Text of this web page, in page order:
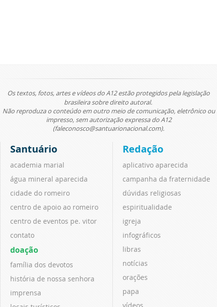
Os textos, fotos, artes e vídeos do A12 estão protegidos pela legislação
brasileira sobre direito autoral.
Não reproduza o conteúdo em outro meio de comunicação, eletrônico ou
impresso, sem autorização expressa do A12
(faleconosco@santuarionacional.com).
Santuário
academia marial
água mineral aparecida
cidade do romeiro
centro de apoio ao romeiro
centro de eventos pe. vitor
contato
doação
família dos devotos
história de nossa senhora
imprensa
Redação
aplicativo aparecida
campanha da fraternidade
dúvidas religiosas
espiritualidade
igreja
infográficos
libras
notícias
orações
papa